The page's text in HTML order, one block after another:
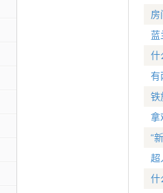
房
蓝
什
有
铁
拿
“
超
什